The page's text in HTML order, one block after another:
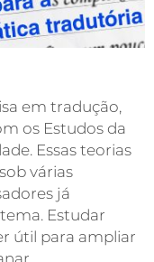
em tradução,
os Estudos da
Essas teorias
várias
já
Estudar
útil para ampliar